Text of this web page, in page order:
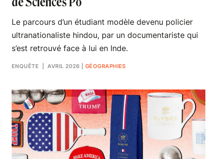
Le parcours d’un étudiant modèle devenu policier
ultranationaliste hindou, par un documentariste qui
s’est retrouvé face à lui en Inde.
ENQUÊTE | AVRIL 2026 |GÉOGRAPHIES